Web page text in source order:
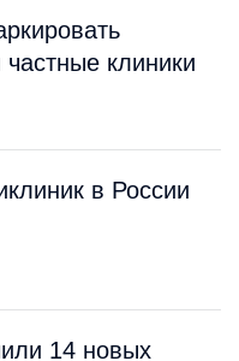
клиники
в России
14 новых